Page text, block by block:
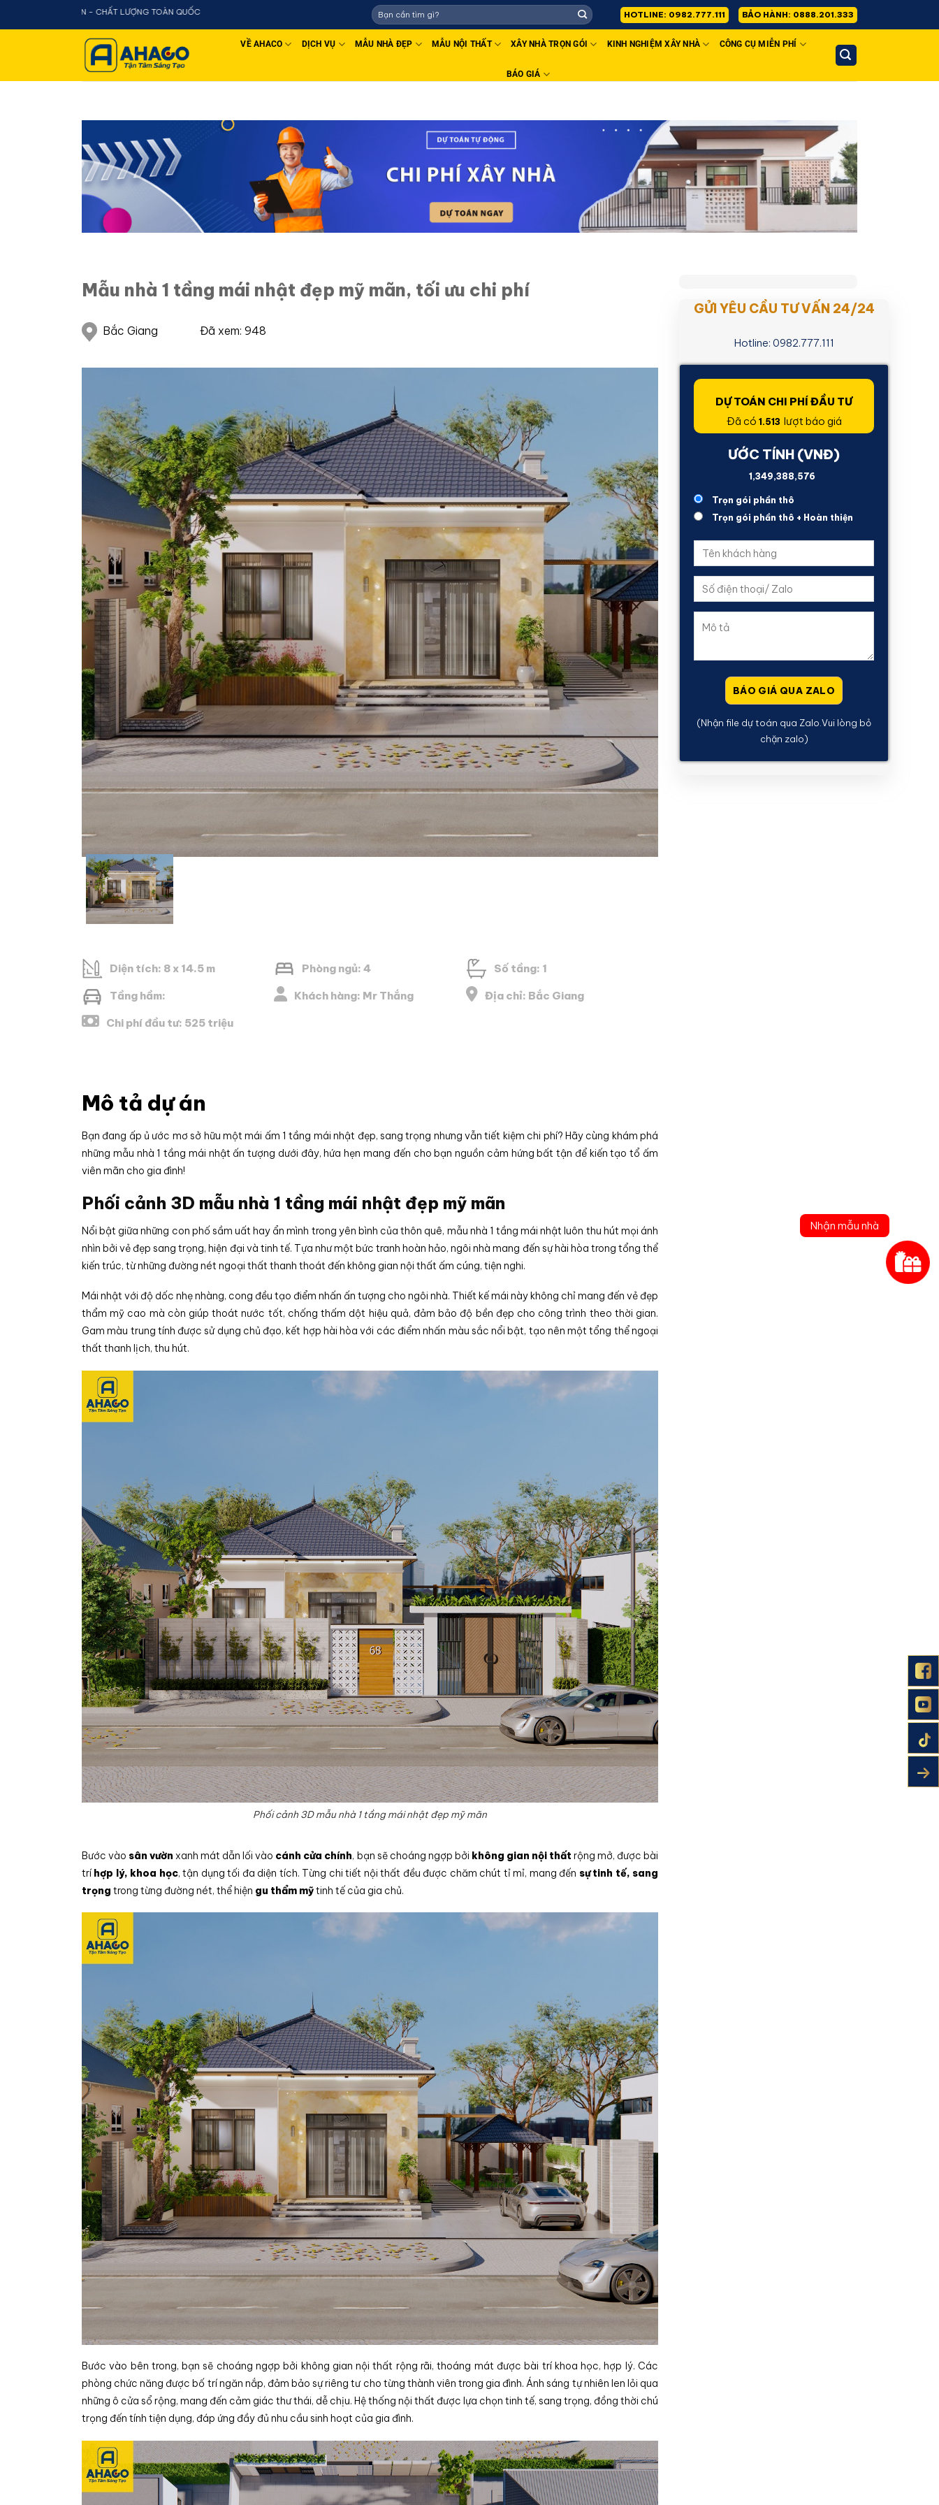
Nhận mẫu nhà
LƯỢNG TOÀN QUỐC HOTLINE: 0982.777.111 BẢO HÀNH: 0888.201.333
VỀ AHACO DỊCH VỤ MẪU NHÀ ĐẸP MẪU NỘI THẤT XÂY NHÀ TRỌN GÓI KINH NGHIỆM XÂY NHÀ CÔNG CỤ MIỄN PHÍ
BÁO GIÁ
Mẫu nhà 1 tầng mái nhật đẹp mỹ mãn, tối ưu chi phí
Bắc Giang Đã xem: 948
Diện tích: 8 x 14.5 m Phòng ngủ: 4 Số tầng: 1
Tầng hầm: Khách hàng: Mr Thắng Địa chỉ: Bắc Giang
Chi phí đầu tư: 525 triệu
Mô tả dự án
Bạn đang ấp ủ ước mơ sở hữu một mái ấm 1 tầng mái nhật đẹp, sang trọng nhưng vẫn tiết kiệm chi phí? Hãy cùng khám phá
những mẫu nhà 1 tầng mái nhật ấn tượng dưới đây, hứa hẹn mang đến cho bạn nguồn cảm hứng bất tận để kiến tạo tổ ấm
viên mãn cho gia đình!
Phối cảnh 3D mẫu nhà 1 tầng mái nhật đẹp mỹ mãn
Nổi bật giữa những con phố sầm uất hay ẩn mình trong yên bình của thôn quê, mẫu nhà 1 tầng mái nhật luôn thu hút mọi ánh
nhìn bởi vẻ đẹp sang trọng, hiện đại và tinh tế. Tựa như một bức tranh hoàn hảo, ngôi nhà mang đến sự hài hòa trong tổng thể
kiến trúc, từ những đường nét ngoại thất thanh thoát đến không gian nội thất ấm cúng, tiện nghi.
Mái nhật với độ dốc nhẹ nhàng, cong đều tạo điểm nhấn ấn tượng cho ngôi nhà. Thiết kế mái này không chỉ mang đến vẻ đẹp
thẩm mỹ cao mà còn giúp thoát nước tốt, chống thấm dột hiệu quả, đảm bảo độ bền đẹp cho công trình theo thời gian.
Gam màu trung tính được sử dụng chủ đạo, kết hợp hài hòa với các điểm nhấn màu sắc nổi bật, tạo nên một tổng thể ngoại
thất thanh lịch, thu hút.
Phối cảnh 3D mẫu nhà 1 tầng mái nhật đẹp mỹ mãn
Bước vào sân vườn xanh mát dẫn lối vào cánh cửa chính, bạn sẽ choáng ngợp bởi không gian nội thất rộng mở, được bài
trí hợp lý, khoa học, tận dụng tối đa diện tích. Từng chi tiết nội thất đều được chăm chút tỉ mỉ, mang đến sự tinh tế, sang
trọng trong từng đường nét, thể hiện gu thẩm mỹtinh tế của gia chủ.
Bước vào bên trong, bạn sẽ choáng ngợp bởi không gian nội thất rộng rãi, thoáng mát được bài trí khoa học, hợp lý. Các
phòng chức năng được bố trí ngăn nắp, đảm bảo sự riêng tư cho từng thành viên trong gia đình. Ánh sáng tự nhiên len lỏi qua
những ô cửa sổ rộng, mang đến cảm giác thư thái, dễ chịu. Hệ thống nội thất được lựa chọn tinh tế, sang trọng, đồng thời chú
trọng đến tính tiện dụng, đáp ứng đầy đủ nhu cầu sinh hoạt của gia đình.
GỬI YÊU CẦU TƯ VẤN 24/24
Hotline: 0982.777.111
DỰ TOÁN CHI PHÍ ĐẦU TƯ
Đã có 1.513 lượt báo giá
ƯỚC TÍNH (VNĐ)
3,645,570,530
Trọn gói phần thô
Trọn gói phần thô + Hoàn thiện
(Nhận file dự toán qua Zalo.Vui lòng bỏ
chặn zalo)